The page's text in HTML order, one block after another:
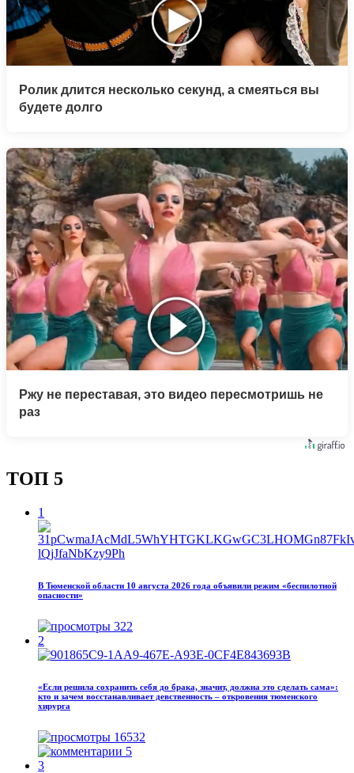
Ролик длится несколько секунд, а смеяться вы
будете долго
Ржу не переставая, это видео пересмотришь не
раз
ТОП 5
1
В Тюменской области 10 августа 2026 года объявили режим «беспилотной
опасности»
322
2
«Если решила сохранить себя до брака, значит, должна это сделать сама»:
кто и зачем восстанавливает девственность – откровения тюменского
хирурга
16532
5
3